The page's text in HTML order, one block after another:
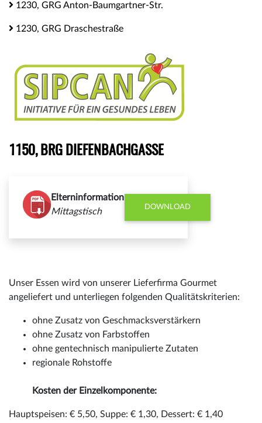
1230, GRG Anton-Baumgartner-Str.
1230, GRG Draschestraße
1150, BRG DIEFENBACHGASSE
Elterninformation
Mittagstisch
DOWNLOAD
Unser Essen wird von unserer Lieferfirma Gourmet
angeliefert und unterliegen folgenden Qualitätskriterien:
ohne Zusatz von Geschmacksverstärkern
ohne Zusatz von Farbstoffen
ohne gentechnisch manipulierte Zutaten
regionale Rohstoffe
Kosten der Einzelkomponente:
Hauptspeisen: € 5,50, Suppe: € 1,30, Dessert: € 1,40